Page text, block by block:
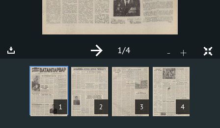
1 2 3 4
- +
1/4
MAQOLALAR
Sahifa №1